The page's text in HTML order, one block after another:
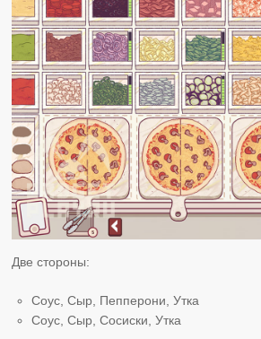
Две стороны:
Соус, Сыр, Пепперони, Утка
Соус, Сыр, Сосиски, Утка